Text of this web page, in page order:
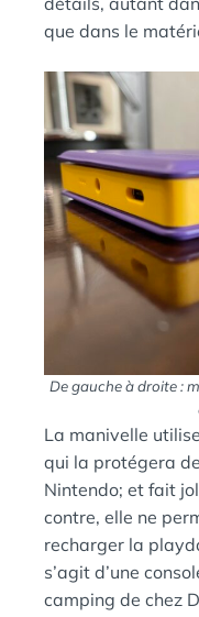
que dans le
De gauche à droite :
La manivelle
qui la protégera
Nintendo; et fait
contre, elle ne
recharger la
s’agit d’une
camping de chez